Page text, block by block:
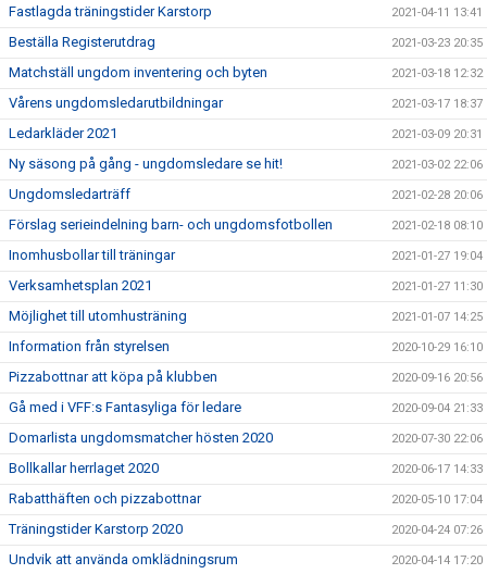
Fastlagda träningstider Karstorp 2021-04-11 13:41
Beställa Registerutdrag 2021-03-23 20:35
Matchställ ungdom inventering och byten 2021-03-18 12:32
Vårens ungdomsledarutbildningar 2021-03-17 18:37
Ledarkläder 2021 2021-03-09 20:31
Ny säsong på gång - ungdomsledare se hit! 2021-03-02 22:06
Ungdomsledarträff 2021-02-28 20:06
Förslag serieindelning barn- och ungdomsfotbollen 2021-02-18 08:10
Inomhusbollar till träningar 2021-01-27 19:04
Verksamhetsplan 2021 2021-01-27 11:30
Möjlighet till utomhusträning 2021-01-07 14:25
Information från styrelsen 2020-10-29 16:10
Pizzabottnar att köpa på klubben 2020-09-16 20:56
Gå med i VFF:s Fantasyliga för ledare 2020-09-04 21:33
Domarlista ungdomsmatcher hösten 2020 2020-07-30 22:06
Bollkallar herrlaget 2020 2020-06-17 14:33
Rabatthäften och pizzabottnar 2020-05-10 17:04
Träningstider Karstorp 2020 2020-04-24 07:26
Undvik att använda omklädningsrum 2020-04-14 17:20